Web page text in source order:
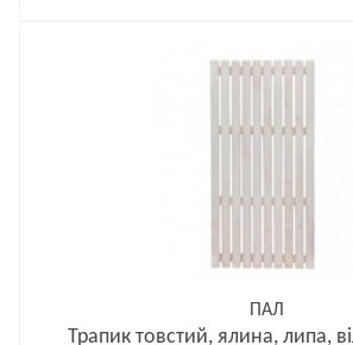
ПАЛ
Трапик товстий, ялина, липа,